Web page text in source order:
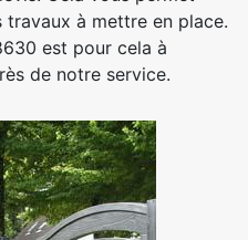
travaux à mettre en place.
est pour cela à
de notre service.